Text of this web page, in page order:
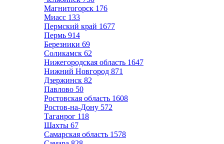
Магнитогорск 176
Миасс 133
Пермский край 1677
Пермь 914
Березники 69
Соликамск 62
Нижегородская область 1647
Нижний Новгород 871
Дзержинск 82
Павлово 50
Ростовская область 1608
Ростов-на-Дону 572
Таганрог 118
Шахты 67
Самарская область 1578